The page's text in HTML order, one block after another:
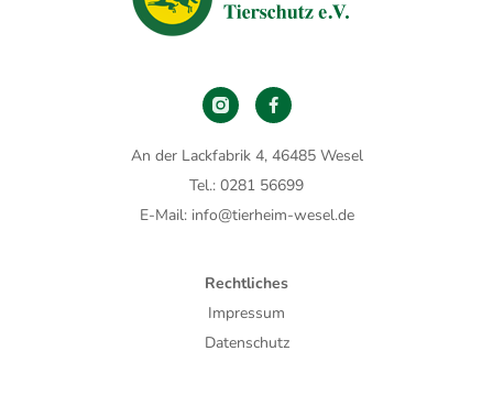
An der Lackfabrik 4, 46485 Wesel
Tel.: 0281 56699
E-Mail: info@tierheim-wesel.de
Rechtliches
Impressum
Datenschutz